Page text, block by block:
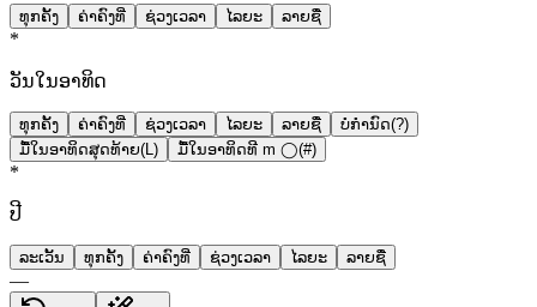
ທຸກຄັ້ງ ຄ່າຄົງທີ່ ຊ່ວງເວລາ ໄລຍະ ລາຍຊື່
*
ວັນໃນອາທິດ
ທຸກຄັ້ງ ຄ່າຄົງທີ່ ຊ່ວງເວລາ ໄລຍະ ລາຍຊື່
ບໍ່ກຳນົດ(?)
ມື້ໃນອາທິດສຸດທ້າຍ(L)
ມື້ໃນອາທິດທີ m ◯(#)
*
ປີ
ລະເວັ້ນ ທຸກຄັ້ງ ຄ່າຄົງທີ່ ຊ່ວງເວລາ ໄລຍະ ລາຍຊື່
—